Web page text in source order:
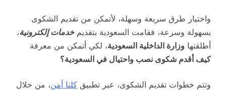
واختيار طرق سريعة وسهلة، لأتمكن من تقديم الشكوى
بسهولة وسرعة، فقامت السعودية بتقديمخدمات إلكترونية،
أطلقتها وزارة الداخلية السعودية، لكي أتمكن من معرفة
كيف أقدم شكوى نصب واحتيال في السعودية؟
وتتم خطوات تقديم الشكوى، عبر تطبيق كلنا أمن، من خلال